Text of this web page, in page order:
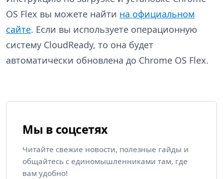
OS Flex вы можете найти на официальном
сайте. Если вы используете операционную
систему CloudReady, то она будет
автоматически обновлена до Chrome OS Flex.
Мы в соцсетях
Читайте свежие новости, полезные гайды и
общайтесь с единомышленниками там, где
вам удобно!